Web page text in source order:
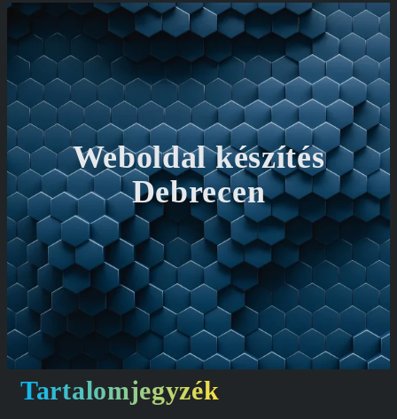
Weboldal készítés
Debrecen
Tartalomjegyzék